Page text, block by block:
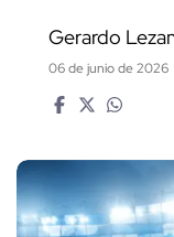
Gerardo
06 de junio de 2026